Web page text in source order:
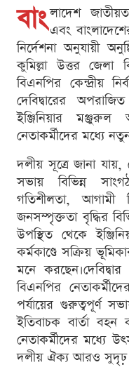
বাং লাদেশ
এবং
নির্দেশনা অনুযায়ী
কুমিল্লা উত্তর
বিএনপির কেন্দ্রীয়
দেবিদ্বারের
ইঞ্জিনিয়ার
নেতাকর্মীদের মধ্যে
দলীয় সূত্রে জানা যায়,
সভায় বিভিন্ন
গতিশীলতা, আগামী
জনসম্পৃক্ততা বৃদ্ধির
উপস্থিত থেকে
কর্মকাণ্ডে সক্রিয়
মনে
বিএনপির
পর্যায়ের গুরুত্বপূর্ণ
ইতিবাচক বার্তা
নেতাকর্মীদের মধ্যে
দলীয় ঐক্য আরও সুদৃঢ়